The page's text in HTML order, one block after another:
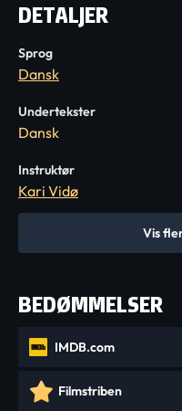
DETALJER
Sprog
Dansk
Undertekster
Dansk
Instruktør
Kari Vidø
Vis
BEDØMMELSER
IMDB.com
Filmstriben